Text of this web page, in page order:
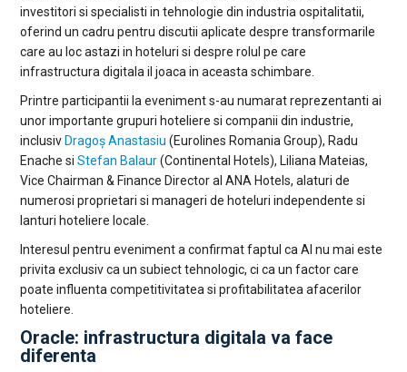
investitori si specialisti in tehnologie din industria ospitalitatii,
oferind un cadru pentru discutii aplicate despre transformarile
care au loc astazi in hoteluri si despre rolul pe care
infrastructura digitala il joaca in aceasta schimbare.
Printre participantii la eveniment s-au numarat reprezentanti ai
unor importante grupuri hoteliere si companii din industrie,
inclusiv Dragoș Anastasiu (Eurolines Romania Group), Radu
Enache siStefan Balaur(Continental Hotels), Liliana Mateias,
Vice Chairman & Finance Director al ANA Hotels, alaturi de
numerosi proprietari si manageri de hoteluri independente si
lanturi hoteliere locale.
Interesul pentru eveniment a confirmat faptul ca AI nu mai este
privita exclusiv ca un subiect tehnologic, ci ca un factor care
poate influenta competitivitatea si profitabilitatea afacerilor
hoteliere.
Oracle: infrastructura digitala va face
diferenta